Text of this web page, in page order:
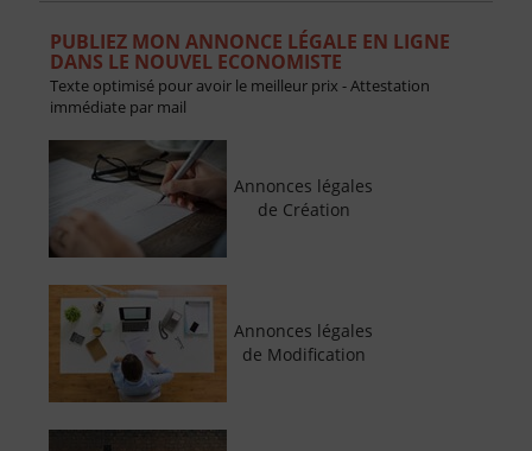
PUBLIEZ MON ANNONCE LÉGALE EN LIGNE
DANS LE NOUVEL ECONOMISTE
Texte optimisé pour avoir le meilleur prix - Attestation
immédiate par mail
Annonces légales
de Création
Annonces légales
de Modification